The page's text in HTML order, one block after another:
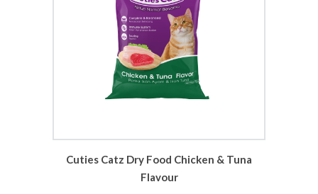
Cuties Catz Dry Food Chicken & Tuna
Flavour